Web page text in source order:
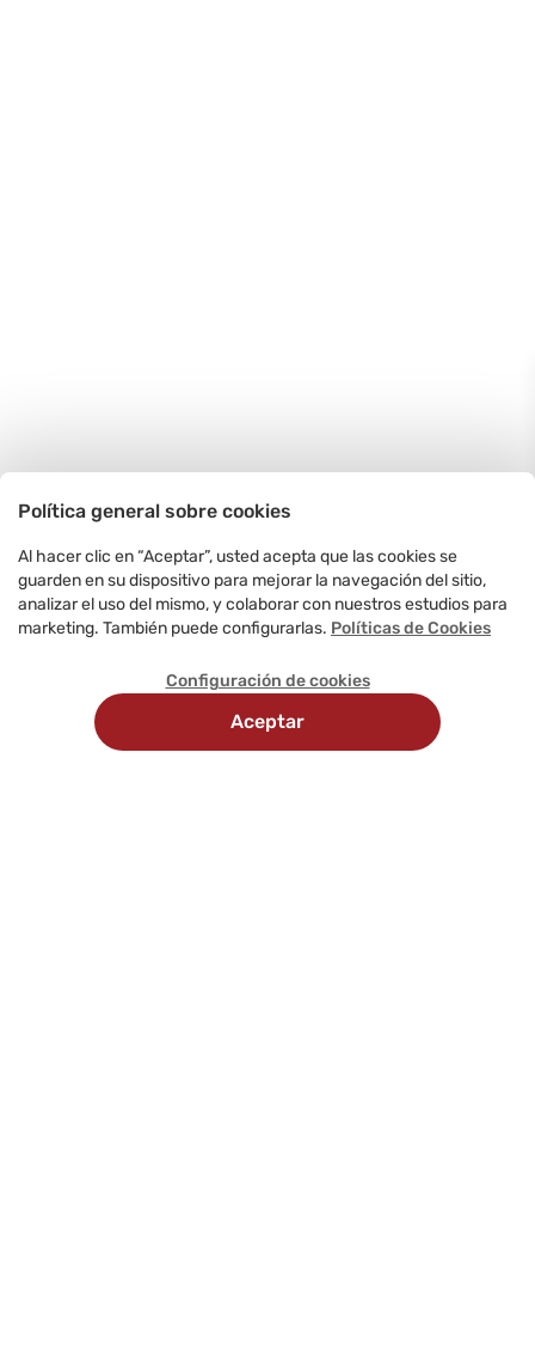
Política general sobre cookies
Al hacer clic en “Aceptar”, usted acepta que las cookies se
guarden en su dispositivo para mejorar la navegación del sitio,
analizar el uso del mismo, y colaborar con nuestros estudios para
marketing. También puede configurarlas. Políticas de Cookies
Configuración de cookies
Aceptar